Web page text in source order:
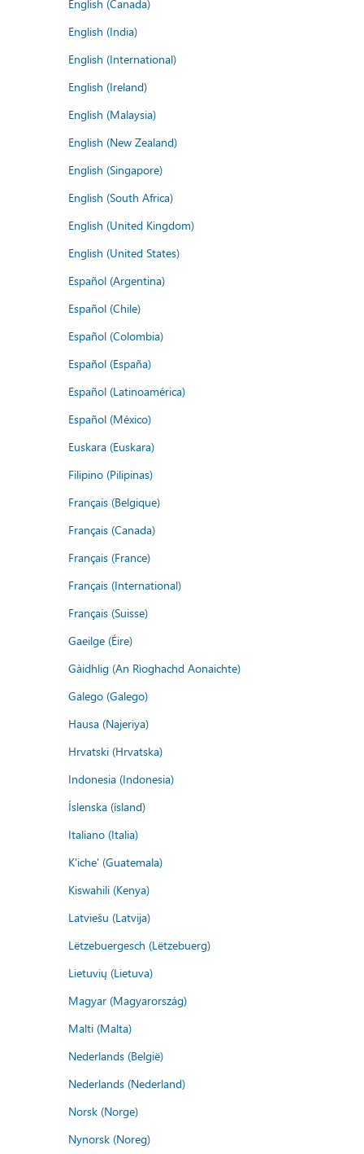
English (Canada)
English (India)
English (International)
English (Ireland)
English (Malaysia)
English (New Zealand)
English (Singapore)
English (South Africa)
English (United Kingdom)
English (United States)
Español (Argentina)
Español (Chile)
Español (Colombia)
Español (España)
Español (Latinoamérica)
Español (México)
Euskara (Euskara)
Filipino (Pilipinas)
Français (Belgique)
Français (Canada)
Français (France)
Français (International)
Français (Suisse)
Gaeilge (Éire)
Gàidhlig (An Rìoghachd Aonaichte)
Galego (Galego)
Hausa (Najeriya)
Hrvatski (Hrvatska)
Indonesia (Indonesia)
Íslenska (ísland)
Italiano (Italia)
K'iche' (Guatemala)
Kiswahili (Kenya)
Latviešu (Latvija)
Lëtzebuergesch (Lëtzebuerg)
Lietuvių (Lietuva)
Magyar (Magyarország)
Malti (Malta)
Nederlands (België)
Nederlands (Nederland)
Norsk (Norge)
Nynorsk (Noreg)